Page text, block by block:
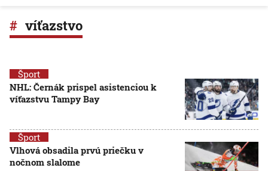
víťazstvo
Šport
NHL: Černák prispel asistenciou k
víťazstvu Tampy Bay
Šport
Vlhová obsadila prvú priečku v
nočnom slalome